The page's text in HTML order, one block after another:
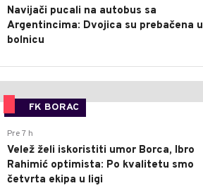
Navijači pucali na autobus sa
Argentincima: Dvojica su prebačena u
bolnicu
FK BORAC
Pre 7 h
Velež želi iskoristiti umor Borca, Ibro
Rahimić optimista: Po kvalitetu smo
četvrta ekipa u ligi